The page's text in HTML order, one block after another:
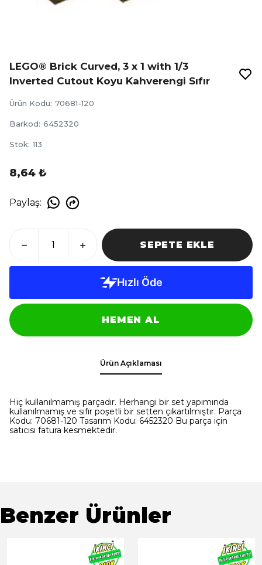
LEGO® Brick Curved, 3 x 1 with 1/3
Inverted Cutout Koyu Kahverengi Sıfır
Ürün Kodu: 70681-120
Barkod: 6452320
Stok: 113
8,64 ₺
Paylaş:
SEPETE EKLE
HEMEN AL
Ürün Açıklaması
Hiç kullanılmamış parçadır. Herhangi bir set yapımında
kullanılmamış ve sıfır poşetli bir setten çıkartılmıştır. Parça
Kodu: 70681-120 Tasarım Kodu: 6452320 Bu parça için
satıcısı fatura kesmektedir.
Benzer Ürünler